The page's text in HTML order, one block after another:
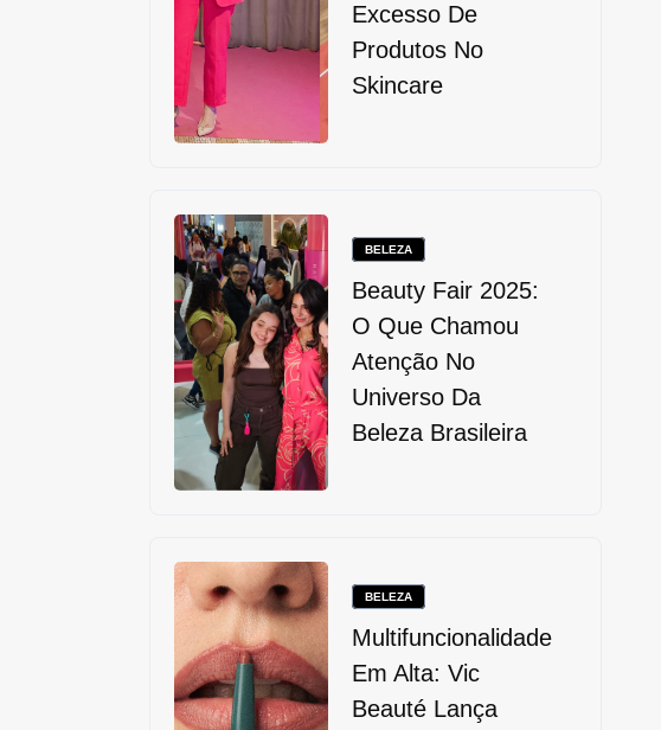
Excesso De
Produtos No
Skincare
BELEZA
Beauty Fair 2025:
O Que Chamou
Atenção No
Universo Da
Beleza Brasileira
BELEZA
Multifuncionalidade
Em Alta: Vic
Beauté Lança